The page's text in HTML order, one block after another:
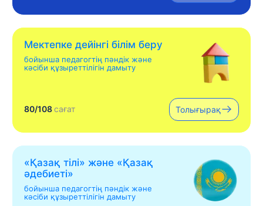
Мектепке дейінгі білім беру
бойынша педагогтің пәндік және
кәсіби құзыреттілігін дамыту
80/108сағат Толығырақ
«Қазақ тілі» жəне «Қазақ
əдебиеті»
бойынша педагогтің пәндік және
кәсіби құзыреттілігін дамыту